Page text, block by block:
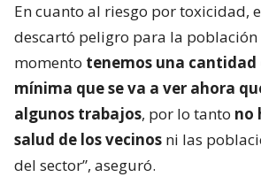
En cuanto al riesgo por toxicidad,
descartó peligro para la población
momento tenemos una cantidad
mínima que se va a ver ahora
algunos trabajos, por lo tanto no
salud de los vecinos ni las
del sector”, aseguró.